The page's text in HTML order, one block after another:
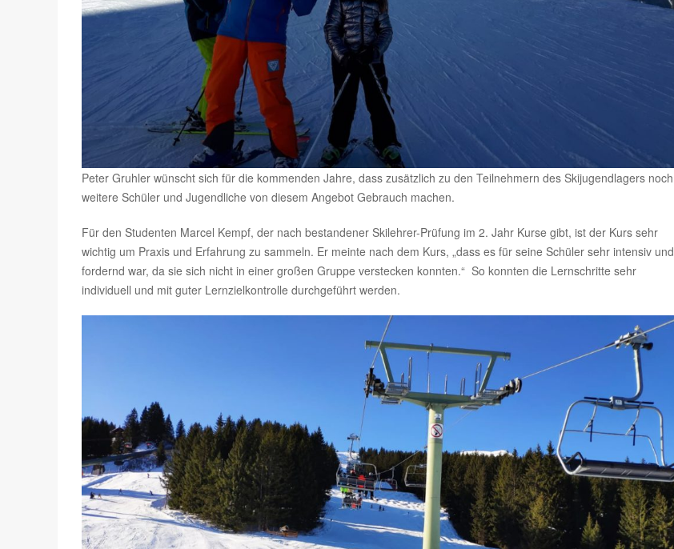
Peter Gruhler wünscht sich für die kommenden Jahre, dass zusätzlich zu den Teilnehmern des Skijugendlagers noch
weitere Schüler und Jugendliche von diesem Angebot Gebrauch machen.
Für den Studenten Marcel Kempf, der nach bestandener Skilehrer-Prüfung im 2. Jahr Kurse gibt, ist der Kurs sehr
wichtig um Praxis und Erfahrung zu sammeln. Er meinte nach dem Kurs, „dass es für seine Schüler sehr intensiv und
fordernd war, da sie sich nicht in einer großen Gruppe verstecken konnten.“ So konnten die Lernschritte sehr
individuell und mit guter Lernzielkontrolle durchgeführt werden.